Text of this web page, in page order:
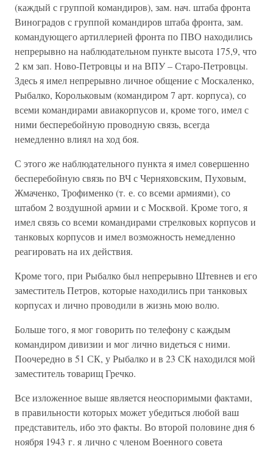
(каждый с группой командиров), зам. нач. штаба фронта
Виноградов с группой командиров штаба фронта, зам.
командующего артиллерией фронта по ПВО находились
непрерывно на наблюдательном пункте высота 175,9, что
2 км зап. Ново-Петровцы и на ВПУ – Старо-Петровцы.
Здесь я имел непрерывно личное общение с Москаленко,
Рыбалко, Корольковым (командиром 7 арт. корпуса), со
всеми командирами авиакорпусов и, кроме того, имел с
ними бесперебойную проводную связь, всегда
немедленно влиял на ход боя.
С этого же наблюдательного пункта я имел совершенно
бесперебойную связь по ВЧ с Черняховским, Пуховым,
Жмаченко, Трофименко (т. е. со всеми армиями), со
штабом 2 воздушной армии и с Москвой. Кроме того, я
имел связь со всеми командирами стрелковых корпусов и
танковых корпусов и имел возможность немедленно
реагировать на их действия.
Кроме того, при Рыбалко был непрерывно Штевнев и его
заместитель Петров, которые находились при танковых
корпусах и лично проводили в жизнь мою волю.
Больше того, я мог говорить по телефону с каждым
командиром дивизии и мог лично видеться с ними.
Поочередно в 51 СК, у Рыбалко и в 23 СК находился мой
заместитель товарищ Гречко.
Все изложенное выше является неоспоримыми фактами,
в правильности которых может убедиться любой ваш
представитель, ибо это факты. Во второй половине дня 6
ноября 1943 г. я лично с членом Военного совета